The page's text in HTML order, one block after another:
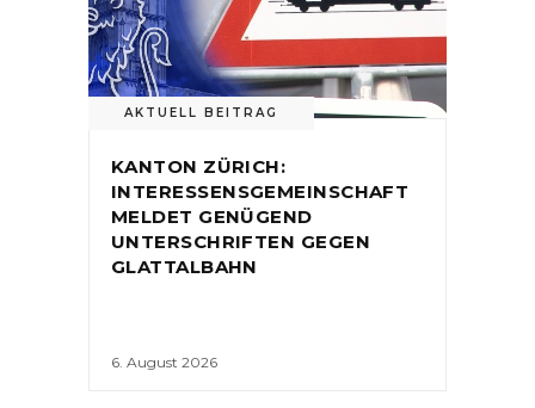
AKTUELL BEITRAG
KANTON ZÜRICH:
INTERESSENSGEMEINSCHAFT
MELDET GENÜGEND
UNTERSCHRIFTEN GEGEN
GLATTALBAHN
6. August 2026